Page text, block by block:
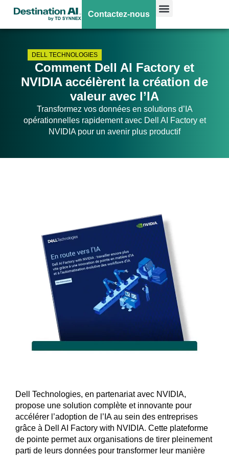
Contactez-nous
DELL TECHNOLOGIES
Comment Dell AI Factory et
NVIDIA accélèrent la création de
valeur avec l’IA
Transformez vos données en solutions d’IA
opérationnelles rapidement avec Dell AI Factory et
NVIDIA pour un avenir plus productif
Dell Technologies, en partenariat avec NVIDIA,
propose une solution complète et innovante pour
accélérer l’adoption de l’IA au sein des entreprises
grâce à Dell AI Factory with NVIDIA. Cette plateforme
de pointe permet aux organisations de tirer pleinement
parti de leurs données pour transformer leur manière